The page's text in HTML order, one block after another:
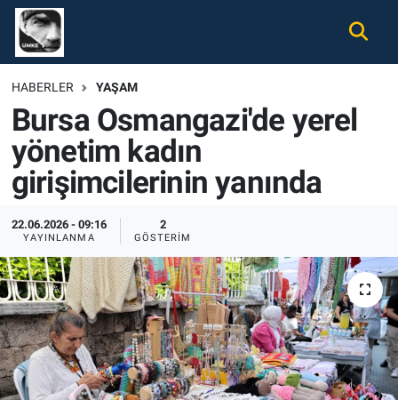
HABERLER YAŞAM
Bursa Osmangazi'de yerel
yönetim kadın
girişimcilerinin yanında
22.06.2026 - 09:16
YAYINLANMA
2
GÖSTERIM
Gündem
Ekonomi
Spor
Magazin
Tüm Haberler
İletişim
Künye
Nöbetçi Eczaneler
Hava Durumu
Namaz Vakitleri
Trafik Durumu
Süper Lig Puan Durumu ve Fikstür
Tüm Manşetler
Son Dakika Haberleri
Haber Arşivi